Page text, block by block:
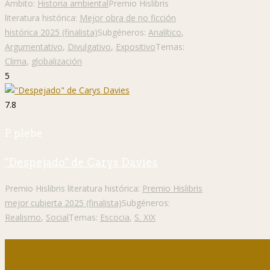
Ámbito: Historia ambientalPremio Hislibris
literatura histórica: Mejor obra de no ficción
histórica 2025 (finalista)Subgéneros: Analítico,
Argumentativo, Divulgativo, ExpositivoTemas:
Clima, globalización
5
7.8
P. plebe
"Despejado" de Carys Davies
Premio Hislibris literatura histórica: Premio Hislibris
mejor cubierta 2025 (finalista)Subgéneros:
Realismo, SocialTemas: Escocia, S. XIX